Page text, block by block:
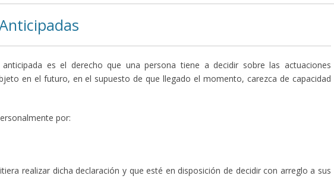
es el derecho que una persona tiene a decidir sobre las actuaciones
en el futuro, en el supuesto de que llegado el momento, carezca de capacidad
por:
realizar dicha declaración y que esté en disposición de decidir con arreglo a sus